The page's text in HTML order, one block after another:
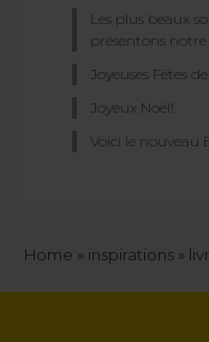
Les plus beaux
présentons notre
Joyeuses Fêtes
Joyeux Noël!
Voici le nouveau
Fil
Home inspirations